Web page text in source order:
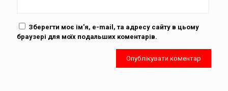
Зберегти моє ім'я, e-mail, та адресу сайту в цьому
браузері для моїх подальших коментарів.